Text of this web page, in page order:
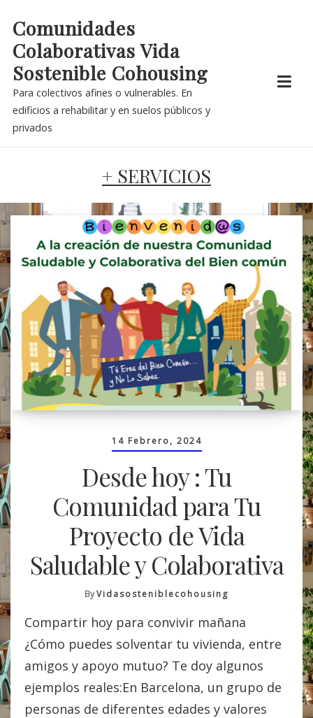
content
Comunidades
Colaborativas Vida
Sostenible Cohousing
Para colectivos afines o vulnerables. En
edificios a rehabilitar y en suelos públicos y
privados
+ SERVICIOS
14 Febrero, 2024
Desde hoy : Tu
Comunidad para Tu
Proyecto de Vida
Saludable y Colaborativa
ByVidasosteniblecohousing
Compartir hoy para convivir mañana
¿Cómo puedes solventar tu vivienda, entre
amigos y apoyo mutuo? Te doy algunos
ejemplos reales:En Barcelona, un grupo de
personas de diferentes edades y valores